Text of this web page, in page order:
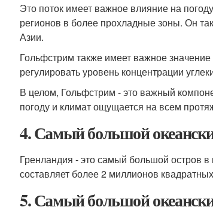
Это поток имеет важное влияние на
регионов в более прохладные зоны. Он
Азии.
Гольфстрим также имеет важное
регулировать уровень концентрации
В целом, Гольфстрим - это важный
погоду и климат ощущается на всем
4. Самый большой
Гренландия - это самый большой остров
составляет более 2 миллионов
5. Самый большой